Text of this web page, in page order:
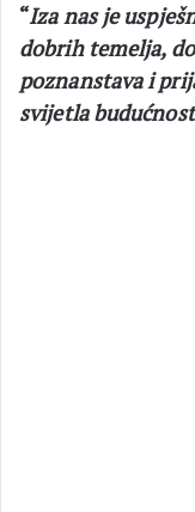
“Iza nas je
dobrih temelja,
poznanstava i
svijetla budućnost